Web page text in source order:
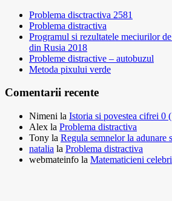
Problema disctractiva 2581
Problema distractiva
Programul si rezultatele meciurilor
din Rusia 2018
Probleme distractive – autobuzul
Metoda pixului verde
Comentarii recente
Nimeni la Istoria si povestea cifrei 0
Alex la Problema distractiva
Tony la Regula semnelor la adunare
natalia la Problema distractiva
webmateinfo la Matematicieni celebri